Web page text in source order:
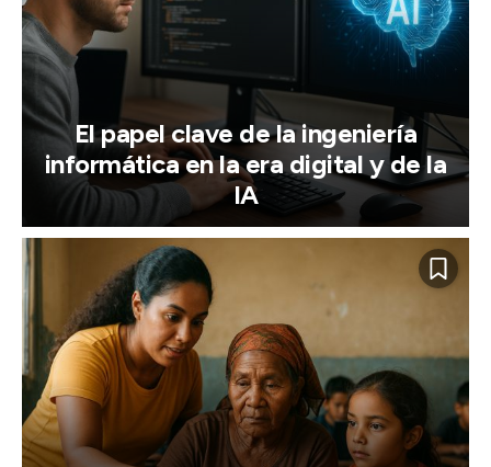
El papel clave de la ingeniería
informática en la era digital y de la
IA